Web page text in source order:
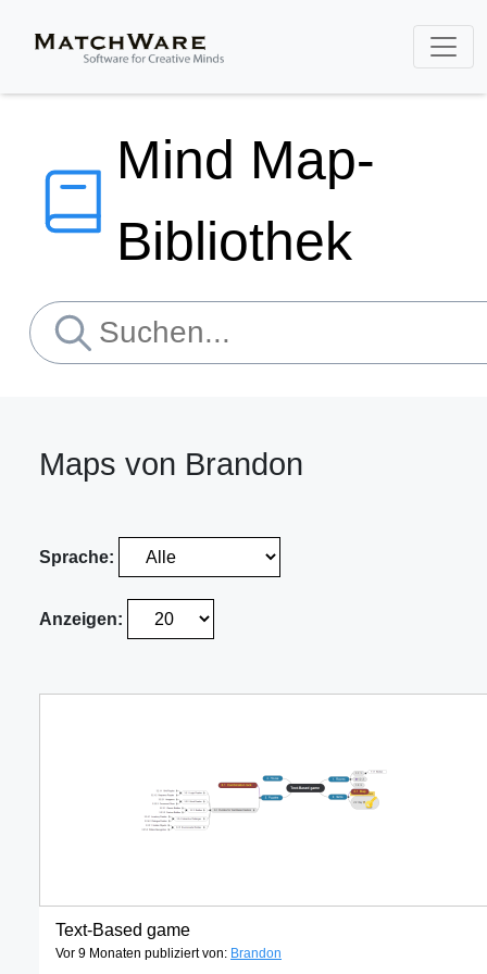
Mind Map-
Bibliothek
Maps von Brandon
Sprache:
Anzeigen:
Text-Based game
Vor 9 Monaten publiziert von: Brandon